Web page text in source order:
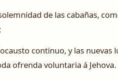
de las cabañas,
continuo, y las
ofrenda voluntaria á Jehova.